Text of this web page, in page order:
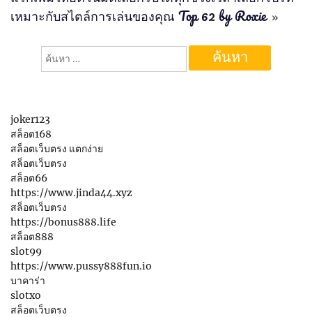
เหมาะกับสไตล์การเล่นของคุณ Top 62 by Roxie »
ค้นหา
joker123
สล็อต168
สล็อตเว็บตรง แตกง่าย
สล็อตเว็บตรง
สล็อต66
https://www.jinda44.xyz
สล็อตเว็บตรง
https://bonus888.life
สล็อต888
slot99
https://www.pussy888fun.io
บาคาร่า
slotxo
สล็อตเว็บตรง